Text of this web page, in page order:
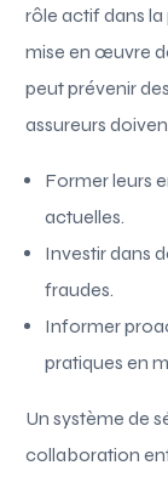
rôle actif dans
mise en œuvre
peut prévenir
assureurs
Former leurs
actuelles.
Investir dans
fraudes.
Informer
pratiques en
Un système de
collaboration